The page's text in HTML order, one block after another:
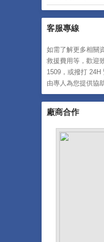
客服專線
如需了解更多相關
救援費用等，歡迎
1509，或撥打 24H
由專人為您提供協
廠商合作